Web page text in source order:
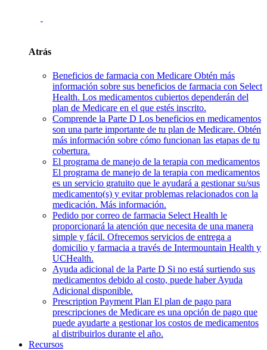
Atrás
Beneficios de farmacia con Medicare Obtén más
información sobre sus beneficios de farmacia con Select
Health. Los medicamentos cubiertos dependerán del
plan de Medicare en el que estés inscrito.
Comprende la Parte D Los beneficios en medicamentos
son una parte importante de tu plan de Medicare. Obtén
más información sobre cómo funcionan las etapas de tu
cobertura.
El programa de manejo de la terapia con medicamentos
El programa de manejo de la terapia con medicamentos
es un servicio gratuito que le ayudará a gestionar su/sus
medicamento(s) y evitar problemas relacionados con la
medicación. Más información.
Pedido por correo de farmacia Select Health le
proporcionará la atención que necesita de una manera
simple y fácil. Ofrecemos servicios de entrega a
domicilio y farmacia a través de Intermountain Health y
UCHealth.
Ayuda adicional de la Parte D Si no está surtiendo sus
medicamentos debido al costo, puede haber Ayuda
Adicional disponible.
Prescription Payment Plan El plan de pago para
prescripciones de Medicare es una opción de pago que
puede ayudarte a gestionar los costos de medicamentos
al distribuirlos durante el año.
Recursos